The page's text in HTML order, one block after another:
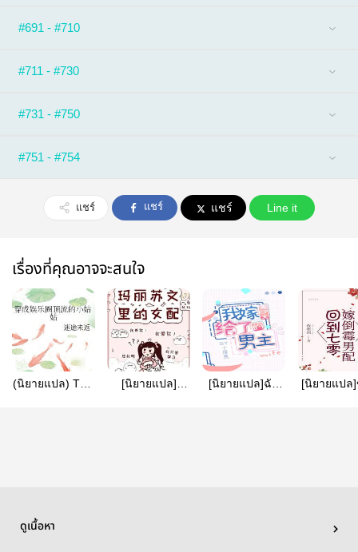
#691 - #710
#711 - #730
#731 - #750
#751 - #754
แชร์ แชร์ แชร์ Line it
เรื่องที่คุณอาจจะสนใจ
(นิยายแปล) Top-
[นิยายแปล]​
[นิยายแปล]ฉัน
[นิยายแปล
ดูเนื้อหา